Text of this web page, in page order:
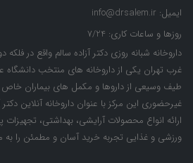
ایمیل: info@drsalem.ir
روزها و ساعات کاری: 7/24
داروخانه شبانه روزی دکتر آزاده سالم واقع در
غرب تهران یکی از داروخانه های منتخب
طیف وسیعی از داروها و مکمل های بیماران
غیرحضوری این مرکز با عنوان داروخانه آنلاین
ارائه انواع محصولات آرایشی، بهداشتی،
ورزشی و غذایی تجربه خرید آسان و مطمئن را به